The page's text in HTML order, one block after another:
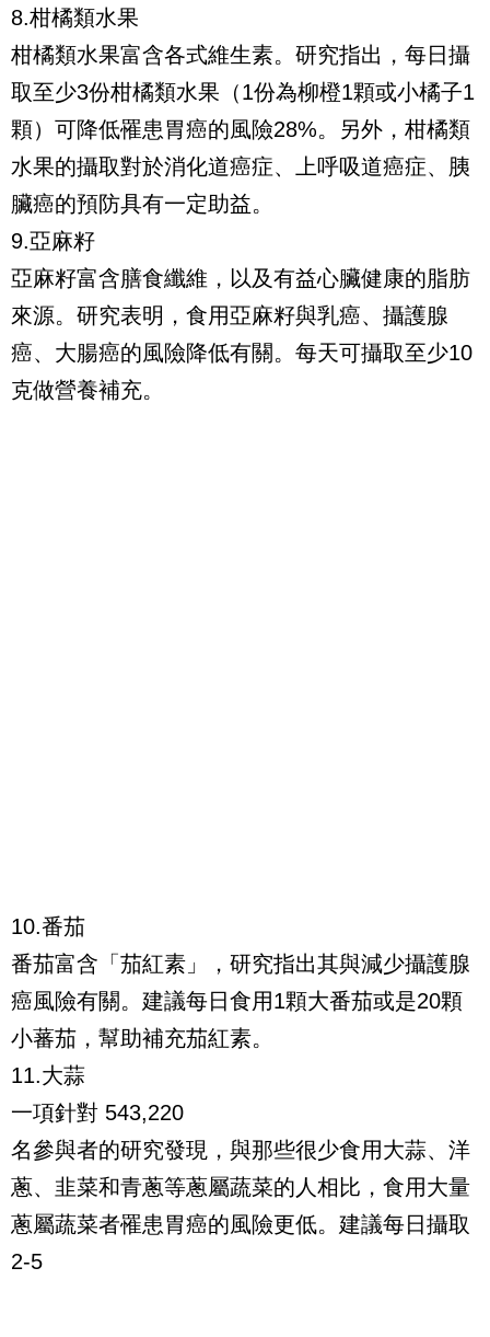
8.柑橘類水果
柑橘類水果富含各式維生素。研究指出，每日攝
取至少3份柑橘類水果（1份為柳橙1顆或小橘子1
顆）可降低罹患胃癌的風險28%。另外，柑橘類
水果的攝取對於消化道癌症、上呼吸道癌症、胰
臟癌的預防具有一定助益。
9.亞麻籽
亞麻籽富含膳食纖維，以及有益心臟健康的脂肪
來源。研究表明，食用亞麻籽與乳癌、攝護腺
癌、大腸癌的風險降低有關。每天可攝取至少10
克做營養補充。
10.番茄
番茄富含「茄紅素」，研究指出其與減少攝護腺
癌風險有關。建議每日食用1顆大番茄或是20顆
小蕃茄，幫助補充茄紅素。
11.大蒜
一項針對 543,220
名參與者的研究發現，與那些很少食用大蒜、洋
蔥、韭菜和青蔥等蔥屬蔬菜的人相比，食用大量
蔥屬蔬菜者罹患胃癌的風險更低。建議每日攝取
2-5